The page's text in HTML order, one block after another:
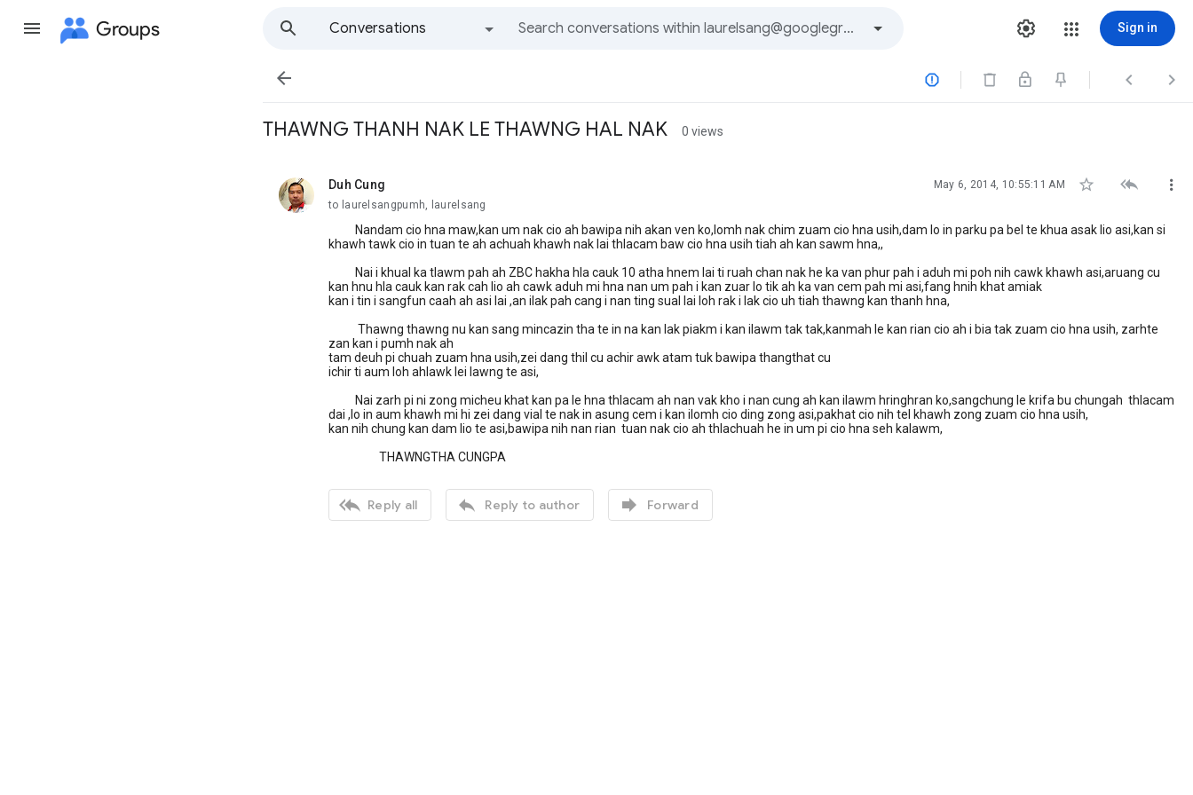
Groups
Conversations
Sign in
   
THAWNG THANH NAK LE THAWNG HAL NAK 0 views
Duh Cung
unread, May 6, 2014, 10:55:11 AM   
to laurelsangpumh, laurelsang
Nandam cio hna maw,kan um nak cio ah bawipa nih akan ven ko,lomh nak chim zuam cio hna usih,dam lo in parku pa bel te khua asak lio asi,kan si
khawh tawk cio in tuan te ah achuah khawh nak lai thlacam baw cio hna usih tiah ah kan sawm hna,,
Nai i khual ka tlawm pah ah ZBC hakha hla cauk 10 atha hnem lai ti ruah chan nak he ka van phur pah i aduh mi poh nih cawk khawh asi,aruang cu
kan hnu hla cauk kan rak cah lio ah cawk aduh mi hna nan um pah i kan zuar lo tik ah ka van cem pah mi asi,fang hnih khat amiak
kan i tin i sangfun caah ah asi lai ,an ilak pah cang i nan ting sual lai loh rak i lak cio uh tiah thawng kan thanh hna,
Thawng thawng nu kan sang mincazin tha te in na kan lak piakm i kan ilawm tak tak,kanmah le kan rian cio ah i bia tak zuam cio hna usih, zarhte
zan kan i pumh nak ah
tam deuh pi chuah zuam hna usih,zei dang thil cu achir awk atam tuk bawipa thangthat cu
ichir ti aum loh ahlawk lei lawng te asi,
Nai zarh pi ni zong micheu khat kan pa le hna thlacam ah nan vak kho i nan cung ah kan ilawm hringhran ko,sangchung le krifa bu chungah thlacam
dai ,lo in aum khawh mi hi zei dang vial te nak in asung cem i kan ilomh cio ding zong asi,pakhat cio nih tel khawh zong zuam cio hna usih,
kan nih chung kan dam lio te asi,bawipa nih nan rian tuan nak cio ah thlachuah he in um pi cio hna seh kalawm,
THAWNGTHA CUNGPA
 Reply all  Reply to author  Forward